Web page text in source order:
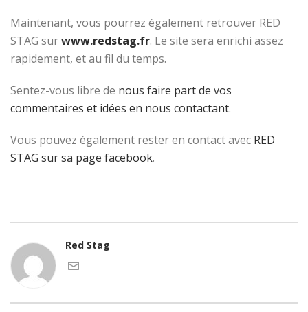
Maintenant, vous pourrez également retrouver RED
STAG surwww.redstag.fr. Le site sera enrichi assez
rapidement, et au fil du temps.
Sentez-vous libre de nous faire part de vos
commentaires et idées en nous contactant.
Vous pouvez également rester en contact avec RED
STAG sur sa page facebook.
Red Stag